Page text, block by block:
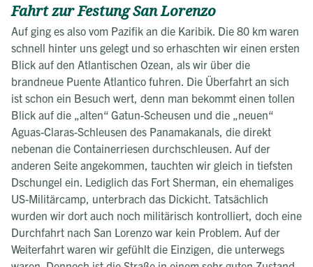
Fahrt zur Festung San Lorenzo
Auf ging es also vom Pazifik an die Karibik. Die 80 km waren
schnell hinter uns gelegt und so erhaschten wir einen ersten
Blick auf den Atlantischen Ozean, als wir über die
brandneue Puente Atlantico fuhren. Die Überfahrt an sich
ist schon ein Besuch wert, denn man bekommt einen tollen
Blick auf die „alten“ Gatun-Scheusen und die „neuen“
Aguas-Claras-Schleusen des Panamakanals, die direkt
nebenan die Containerriesen durchschleusen. Auf der
anderen Seite angekommen, tauchten wir gleich in tiefsten
Dschungel ein. Lediglich das Fort Sherman, ein ehemaliges
US-Militärcamp, unterbrach das Dickicht. Tatsächlich
wurden wir dort auch noch militärisch kontrolliert, doch eine
Durchfahrt nach San Lorenzo war kein Problem. Auf der
Weiterfahrt waren wir gefühlt die Einzigen, die unterwegs